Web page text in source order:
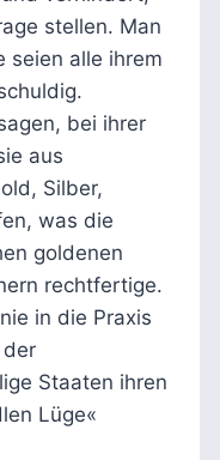
stellen. Man
seien alle ihrem
bei ihrer
aus
Silber,
was die
goldenen
rechtfertige.
in die Praxis
Staaten ihren
Lüge«